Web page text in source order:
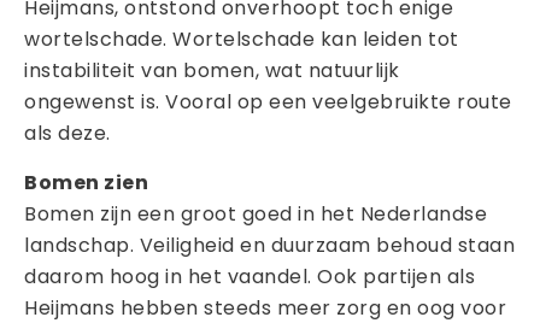
Heijmans, ontstond onverhoopt toch enige
wortelschade. Wortelschade kan leiden tot
instabiliteit van bomen, wat natuurlijk
ongewenst is. Vooral op een veelgebruikte route
als deze.
Bomen zien
Bomen zijn een groot goed in het Nederlandse
landschap. Veiligheid en duurzaam behoud staan
daarom hoog in het vaandel. Ook partijen als
Heijmans hebben steeds meer zorg en oog voor